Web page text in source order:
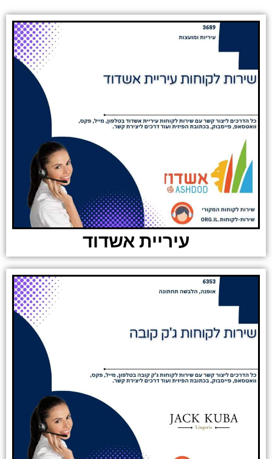
עיריית אשדוד